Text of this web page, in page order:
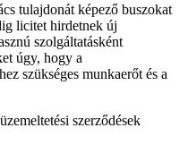
tulajdonát képező buszokat
licitet hirdetnek új
szolgáltatásként
úgy, hogy a
szükséges munkaerőt és a
szerződések